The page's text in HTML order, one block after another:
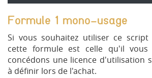
Formule 1 mono-usage
Si vous souhaitez utiliser ce
cette formule est celle qu'il vous
concédons une licence d'utilisation
à définir lors de l'achat.